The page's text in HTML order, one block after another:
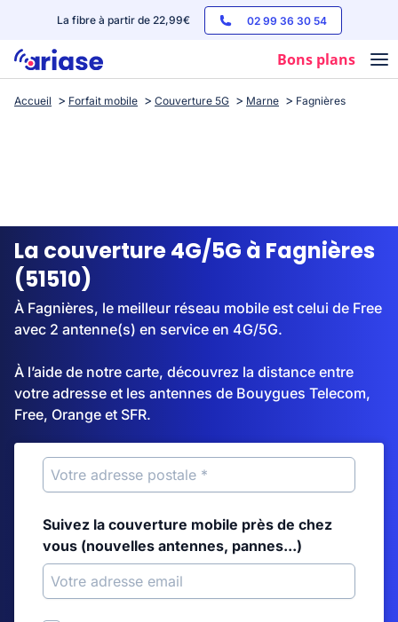
La fibre à partir de 22,99€ 02 99 36 30 54
Bons plans
Box internet
Streaming
Accueil Forfait mobile Couverture 5G Marne Fagnières
La couverture 4G/5G à Fagnières
(51510)
À Fagnières, le meilleur réseau mobile est celui de Free
avec 2 antenne(s) en service en 4G/5G.
À l’aide de notre carte, découvrez la distance entre
votre adresse et les antennes de Bouygues Telecom,
Free, Orange et SFR.
Suivez la couverture mobile près de chez
vous (nouvelles antennes, pannes...)